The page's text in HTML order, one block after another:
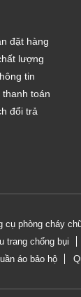
đặt hàng
lượng
tin
toán
đổi trả
cụ phòng cháy
trang chống bụi
áo bảo hộ